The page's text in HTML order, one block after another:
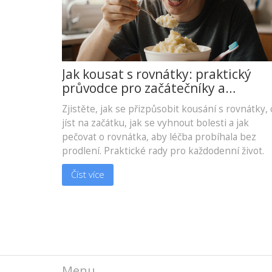
Jak kousat s rovnátky: praktický
průvodce pro začátečníky a
pokročilé
Zjistěte, jak se přizpůsobit kousání s rovnátky,
jíst na začátku, jak se vyhnout bolesti a jak
pečovat o rovnátka, aby léčba probíhala bez
prodlení. Praktické rady pro každodenní život.
Číst více